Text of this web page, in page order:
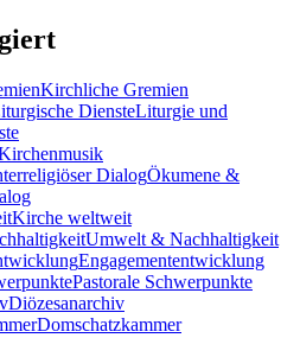
Kirchliche Gremien
Liturgie und
Ökumene &
Kirche weltweit
Umwelt & Nachhaltigkeit
Engagemententwicklung
Pastorale Schwerpunkte
Diözesanarchiv
Domschatzkammer